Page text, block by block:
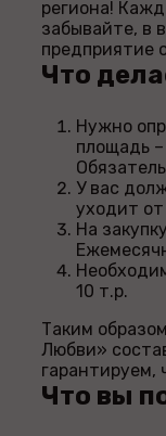
региона!
забывайте, в
предприятие
Что
Нужно
площадь
У вас
уходит от
На
10 т.р.
Таким
Любви»
гарантируем,
Что вы